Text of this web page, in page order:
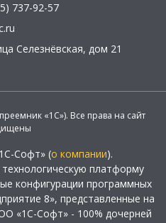
737-92-57
Селезнёвская, дом 21
«1С»). Все права на сайт
Софт» (о компании).
платформу
конфигурации программных
8», представленные на
«1С-Софт» - 100% дочерней